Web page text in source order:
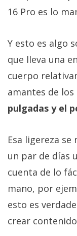
16 Pro es lo
Y esto es algo
que lleva una
cuerpo
amantes de los
pulgadas y el
Esa ligereza
un par de días
cuenta de lo
mano, por
esto es
crear